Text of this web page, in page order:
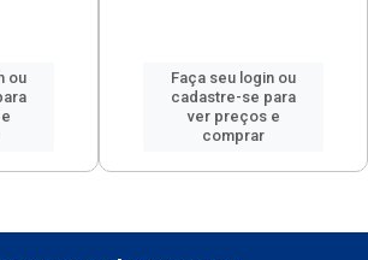
ou
Faça seu login ou
cadastre-se para
ver preços e
comprar